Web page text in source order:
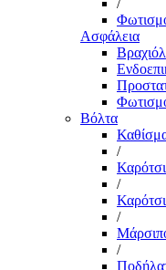
/
Ασφάλεια
Βόλτα
/
/
/
/